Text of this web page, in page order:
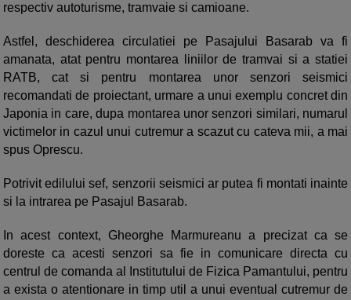
respectiv autoturisme, tramvaie si camioane.
Astfel, deschiderea circulatiei pe Pasajului Basarab va fi
amanata, atat pentru montarea liniilor de tramvai si a statiei
RATB, cat si pentru montarea unor senzori seismici
recomandati de proiectant, urmare a unui exemplu concret din
Japonia in care, dupa montarea unor senzori similari, numarul
victimelor in cazul unui cutremur a scazut cu cateva mii, a mai
spus Oprescu.
Potrivit edilului sef, senzorii seismici ar putea fi montati inainte
si la intrarea pe Pasajul Basarab.
In acest context, Gheorghe Marmureanu a precizat ca se
doreste ca acesti senzori sa fie in comunicare directa cu
centrul de comanda al Institutului de Fizica Pamantului, pentru
a exista o atentionare in timp util a unui eventual cutremur de